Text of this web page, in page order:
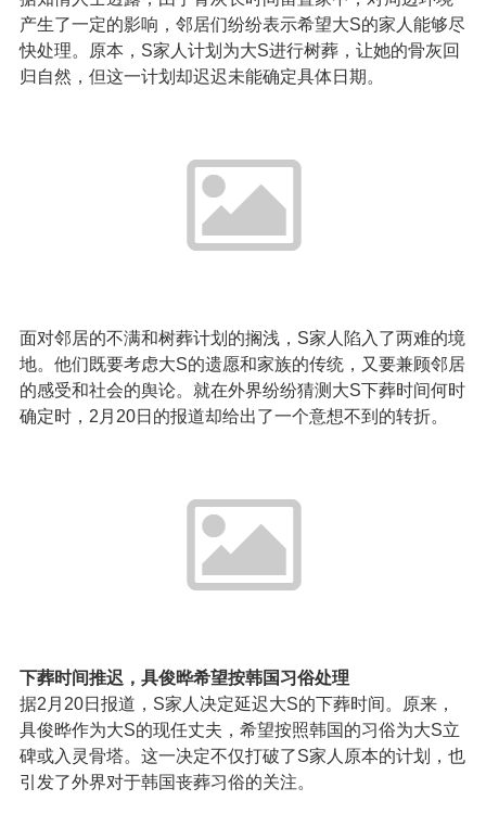
产生了一定的影响，邻居们纷纷表示希望大S的家人能够尽
快处理。原本，S家人计划为大S进行树葬，让她的骨灰回
归自然，但这一计划却迟迟未能确定具体日期。
面对邻居的不满和树葬计划的搁浅，S家人陷入了两难的境
地。他们既要考虑大S的遗愿和家族的传统，又要兼顾邻居
的感受和社会的舆论。就在外界纷纷猜测大S下葬时间何时
确定时，2月20日的报道却给出了一个意想不到的转折。
下葬时间推迟，具俊晔希望按韩国习俗处理
据2月20日报道，S家人决定延迟大S的下葬时间。原来，
具俊晔作为大S的现任丈夫，希望按照韩国的习俗为大S立
碑或入灵骨塔。这一决定不仅打破了S家人原本的计划，也
引发了外界对于韩国丧葬习俗的关注。